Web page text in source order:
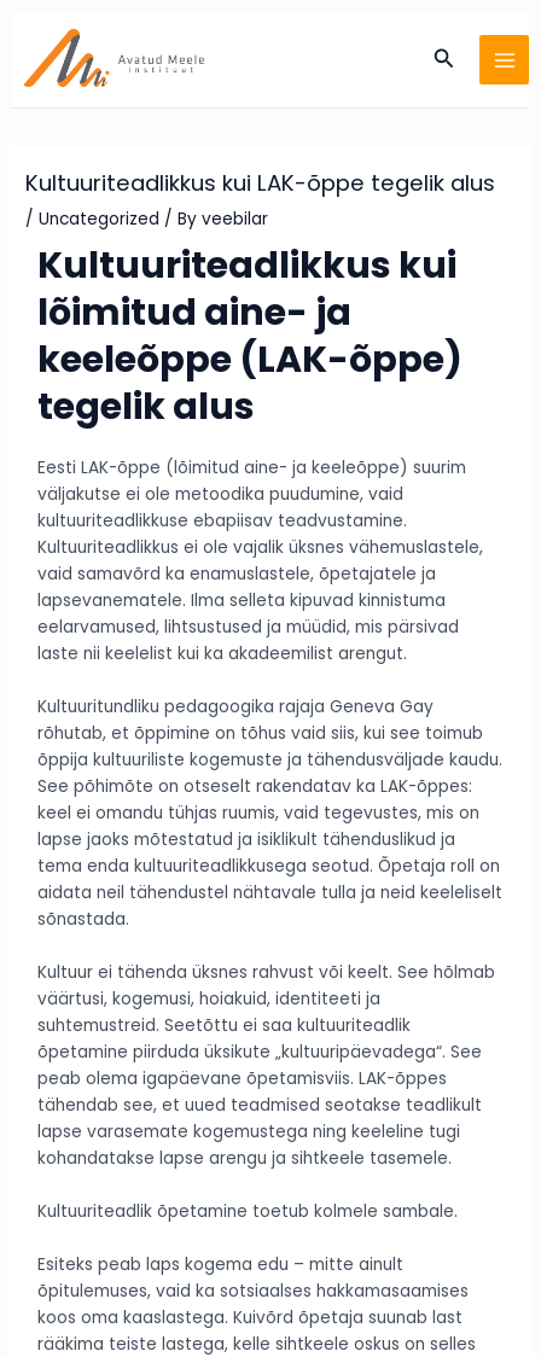
content
Search
Kultuuriteadlikkus kui LAK-õppe tegelik alus
/Uncategorized / Byveebilar
Kultuuriteadlikkus kui
lõimitud aine- ja
keeleõppe (LAK-õppe)
tegelik alus
Eesti LAK-õppe (lõimitud aine- ja keeleõppe) suurim
väljakutse ei ole metoodika puudumine, vaid
kultuuriteadlikkuse ebapiisav teadvustamine.
Kultuuriteadlikkus ei ole vajalik üksnes vähemuslastele,
vaid samavõrd ka enamuslastele, õpetajatele ja
lapsevanematele. Ilma selleta kipuvad kinnistuma
eelarvamused, lihtsustused ja müüdid, mis pärsivad
laste nii keelelist kui ka akadeemilist arengut.
Kultuuritundliku pedagoogika rajaja Geneva Gay
rõhutab, et õppimine on tõhus vaid siis, kui see toimub
õppija kultuuriliste kogemuste ja tähendusväljade kaudu.
See põhimõte on otseselt rakendatav ka LAK-õppes:
keel ei omandu tühjas ruumis, vaid tegevustes, mis on
lapse jaoks mõtestatud ja isiklikult tähenduslikud ja
tema enda kultuuriteadlikkusega seotud. Õpetaja roll on
aidata neil tähendustel nähtavale tulla ja neid keeleliselt
sõnastada.
Kultuur ei tähenda üksnes rahvust või keelt. See hõlmab
väärtusi, kogemusi, hoiakuid, identiteeti ja
suhtemustreid. Seetõttu ei saa kultuuriteadlik
õpetamine piirduda üksikute „kultuuripäevadega“. See
peab olema igapäevane õpetamisviis. LAK-õppes
tähendab see, et uued teadmised seotakse teadlikult
lapse varasemate kogemustega ning keeleline tugi
kohandatakse lapse arengu ja sihtkeele tasemele.
Kultuuriteadlik õpetamine toetub kolmele sambale.
Esiteks peab laps kogema edu – mitte ainult
õpitulemuses, vaid ka sotsiaalses hakkamasaamises
koos oma kaaslastega. Kuivõrd õpetaja suunab last
rääkima teiste lastega, kelle sihtkeele oskus on selles
navigation